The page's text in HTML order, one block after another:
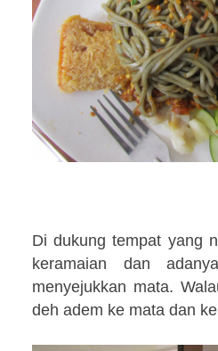
Di dukung tempat yang
keramaian dan
menyejukkan mata.
deh adem ke mata dan